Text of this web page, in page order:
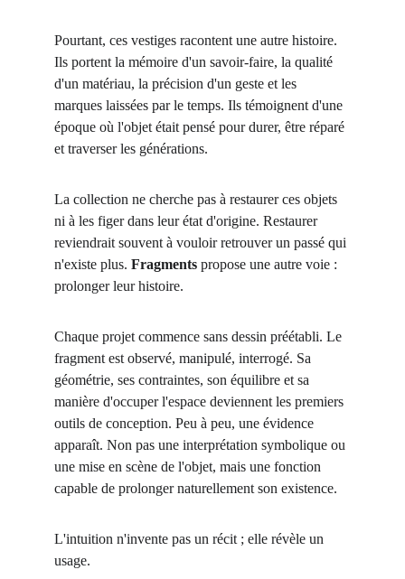
Pourtant, ces vestiges racontent une autre histoire.
Ils portent la mémoire d'un savoir-faire, la qualité
d'un matériau, la précision d'un geste et les
marques laissées par le temps. Ils témoignent d'une
époque où l'objet était pensé pour durer, être réparé
et traverser les générations.
La collection ne cherche pas à restaurer ces objets
ni à les figer dans leur état d'origine. Restaurer
reviendrait souvent à vouloir retrouver un passé qui
n'existe plus. Fragments propose une autre voie :
prolonger leur histoire.
Chaque projet commence sans dessin préétabli. Le
fragment est observé, manipulé, interrogé. Sa
géométrie, ses contraintes, son équilibre et sa
manière d'occuper l'espace deviennent les premiers
outils de conception. Peu à peu, une évidence
apparaît. Non pas une interprétation symbolique ou
une mise en scène de l'objet, mais une fonction
capable de prolonger naturellement son existence.
L'intuition n'invente pas un récit ; elle révèle un
usage.